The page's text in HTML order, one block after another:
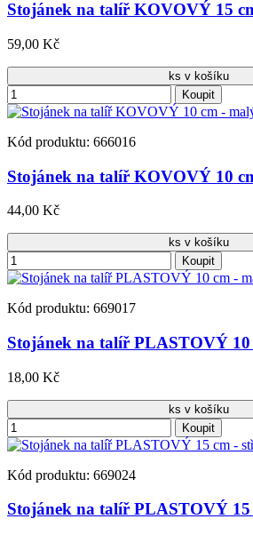
Stojánek na talíř KOVOVÝ 15
59,00 Kč
ks v košíku
Koupit
Kód produktu: 666016
Stojánek na talíř KOVOVÝ 10
44,00 Kč
ks v košíku
Koupit
Kód produktu: 669017
Stojánek na talíř PLASTOVÝ
18,00 Kč
ks v košíku
Koupit
Kód produktu: 669024
Stojánek na talíř PLASTOVÝ 15